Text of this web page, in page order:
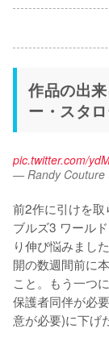
作品の出
ー・スタ
pic.twitter.com/
— Randy Couture
前2作に引けを
ブルズ3 ワール
り伸び悩みまし
開の数週間前に
こと。もう一つ
保護者同伴が必
意が必要)に下げ